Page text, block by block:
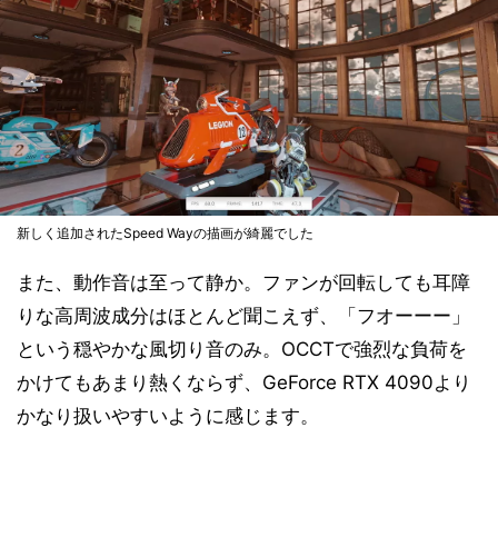
新しく追加されたSpeed Wayの描画が綺麗でした
また、動作音は至って静か。ファンが回転しても耳障
りな高周波成分はほとんど聞こえず、「フオーーー」
という穏やかな風切り音のみ。OCCTで強烈な負荷を
かけてもあまり熱くならず、GeForce RTX 4090より
かなり扱いやすいように感じます。